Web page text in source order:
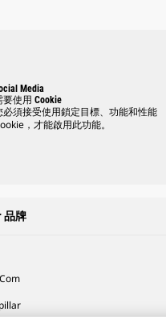
Media
要使用 Cookie
必須接受使用鎖定目標、功能和性能
，才能啟用此功能。
品牌